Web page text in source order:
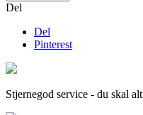
Del
Del
Pinterest
Stjernegod service - du skal